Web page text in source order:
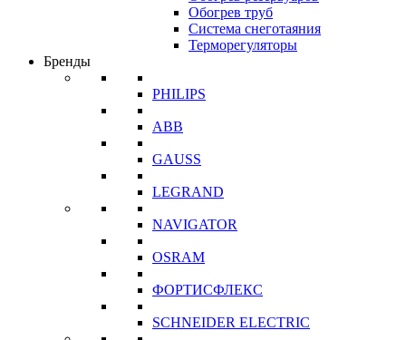
Обогрев труб
Система снеготаяния
Терморегуляторы
Бренды
PHILIPS
ABB
GAUSS
LEGRAND
NAVIGATOR
OSRAM
ФОРТИСФЛЕКС
SCHNEIDER ELECTRIC